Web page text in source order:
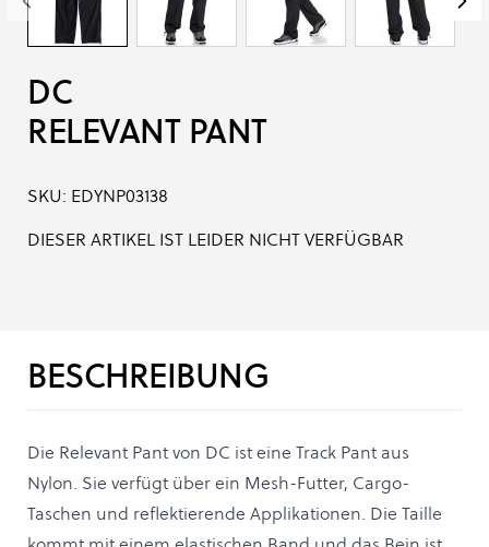
DC
RELEVANT PANT
SKU: EDYNP03138
DIESER ARTIKEL IST LEIDER NICHT VERFÜGBAR
BESCHREIBUNG
Die Relevant Pant von DC ist eine Track Pant aus
Nylon. Sie verfügt über ein Mesh-Futter, Cargo-
Taschen und reflektierende Applikationen. Die Taille